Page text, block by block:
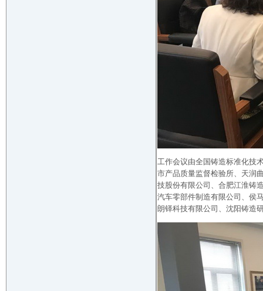
工作会议由全国铸造标准化技
市产品质量监督检验所、天润
技股份有限公司、合肥江淮铸
汽车零部件制造有限公司、侯
朗铎科技有限公司、沈阳铸造